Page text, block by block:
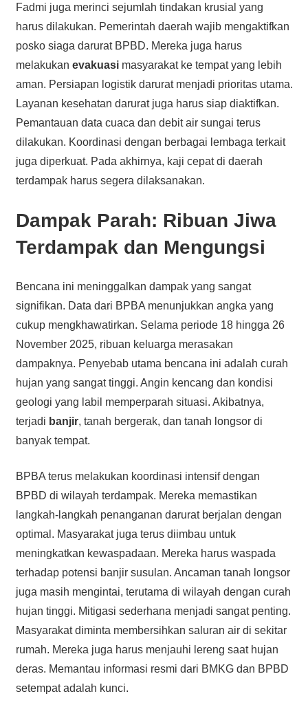
Fadmi juga merinci sejumlah tindakan krusial yang
harus dilakukan. Pemerintah daerah wajib mengaktifkan
posko siaga darurat BPBD. Mereka juga harus
melakukan evakuasimasyarakat ke tempat yang lebih
aman. Persiapan logistik darurat menjadi prioritas utama.
Layanan kesehatan darurat juga harus siap diaktifkan.
Pemantauan data cuaca dan debit air sungai terus
dilakukan. Koordinasi dengan berbagai lembaga terkait
juga diperkuat. Pada akhirnya, kaji cepat di daerah
terdampak harus segera dilaksanakan.
Dampak Parah: Ribuan Jiwa
Terdampak dan Mengungsi
Bencana ini meninggalkan dampak yang sangat
signifikan. Data dari BPBA menunjukkan angka yang
cukup mengkhawatirkan. Selama periode 18 hingga 26
November 2025, ribuan keluarga merasakan
dampaknya. Penyebab utama bencana ini adalah curah
hujan yang sangat tinggi. Angin kencang dan kondisi
geologi yang labil memperparah situasi. Akibatnya,
terjadi banjir, tanah bergerak, dan tanah longsor di
banyak tempat.
BPBA terus melakukan koordinasi intensif dengan
BPBD di wilayah terdampak. Mereka memastikan
langkah-langkah penanganan darurat berjalan dengan
optimal. Masyarakat juga terus diimbau untuk
meningkatkan kewaspadaan. Mereka harus waspada
terhadap potensi banjir susulan. Ancaman tanah longsor
juga masih mengintai, terutama di wilayah dengan curah
hujan tinggi. Mitigasi sederhana menjadi sangat penting.
Masyarakat diminta membersihkan saluran air di sekitar
rumah. Mereka juga harus menjauhi lereng saat hujan
deras. Memantau informasi resmi dari BMKG dan BPBD
setempat adalah kunci.